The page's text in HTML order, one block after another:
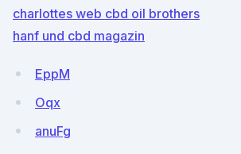
charlottes web cbd oil brothers
hanf und cbd magazin
EppM
Oqx
anuFg